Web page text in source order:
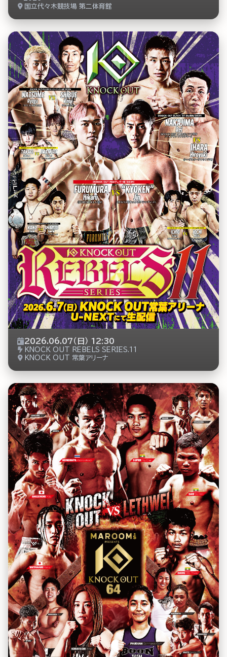
国立代々木競技場 第二体育館
2026.06.07（日） 12:30
KNOCK OUT REBELS SERIES.11
KNOCK OUT 常葉アリーナ